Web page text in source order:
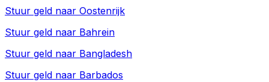
Stuur geld naar Oostenrijk
Stuur geld naar Bahrein
Stuur geld naar Bangladesh
Stuur geld naar Barbados